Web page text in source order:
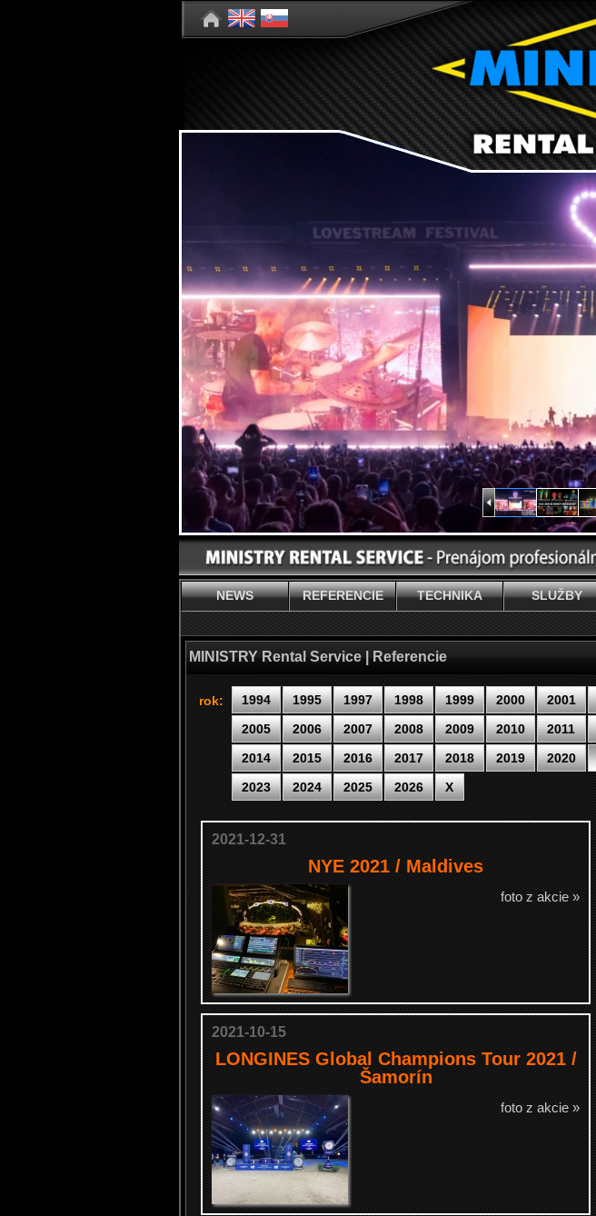
NEWS REFERENCIE TECHNIKA SLUŽBY
MINISTRY Rental Service | Referencie
rok: 1994 1995 1997 1998 1999 2000 2001
2005
2006 2007 2008 2009 2010 2011
2014
2015 2016 2017 2018 2019 2020
2023
2024 2025 2026 X
2021-12-31
NYE 2021 / Maldives
foto z akcie »
2021-10-15
LONGINES Global Champions Tour 2021 /
Šamorín
foto z akcie »